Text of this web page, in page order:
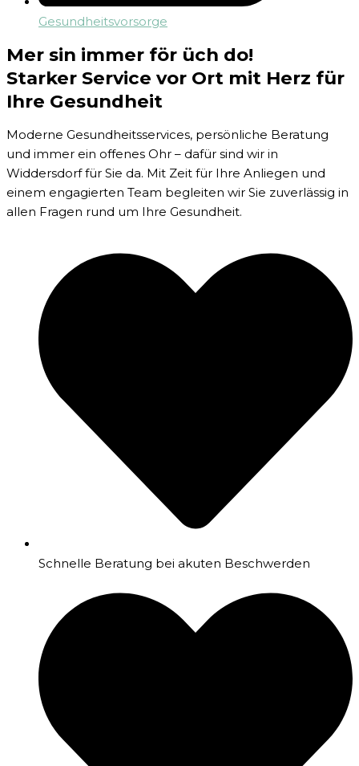
Gesundheitsvorsorge
Mer sin immer för üch do!
Starker Service vor Ort mit Herz für
Ihre Gesundheit
Moderne Gesundheitsservices, persönliche Beratung
und immer ein offenes Ohr – dafür sind wir in
Widdersdorf für Sie da. Mit Zeit für Ihre Anliegen und
einem engagierten Team begleiten wir Sie zuverlässig in
allen Fragen rund um Ihre Gesundheit.
Schnelle Beratung bei akuten Beschwerden